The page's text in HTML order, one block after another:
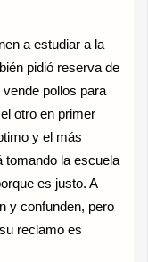
a estudiar a la
pidió reserva de
pollos para
otro en primer
y el más
tomando la escuela
es justo. A
y confunden, pero
reclamo es